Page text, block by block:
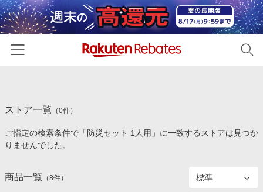
カテゴリー一覧
百貨店・総合ECモール
食品・スイーツ・お酒
イベント一覧
初回購入者限定特典
ストア一覧 （0件）
ご指定の検索条件で「防災セット 1人用」に一致するストアは見つか
りませんでした。
商品一覧 （8件）